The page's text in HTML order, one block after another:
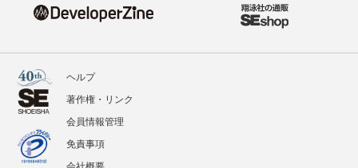
ヘルプ
著作権・リンク
会員情報管理
免責事項
会社概要